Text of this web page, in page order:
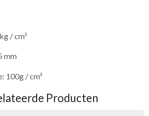
/ cm²
mm
100g / cm²
Producten